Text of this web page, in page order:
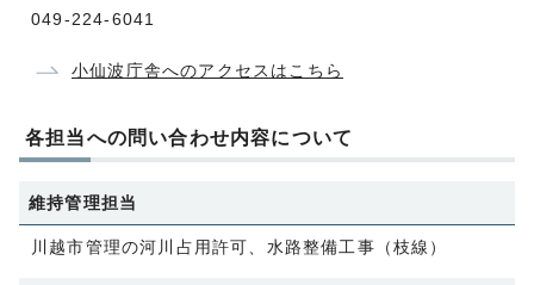
049-224-6041
小仙波庁舎へのアクセスはこちら
各担当への問い合わせ内容について
維持管理担当
川越市管理の河川占用許可、水路整備工事（枝線）